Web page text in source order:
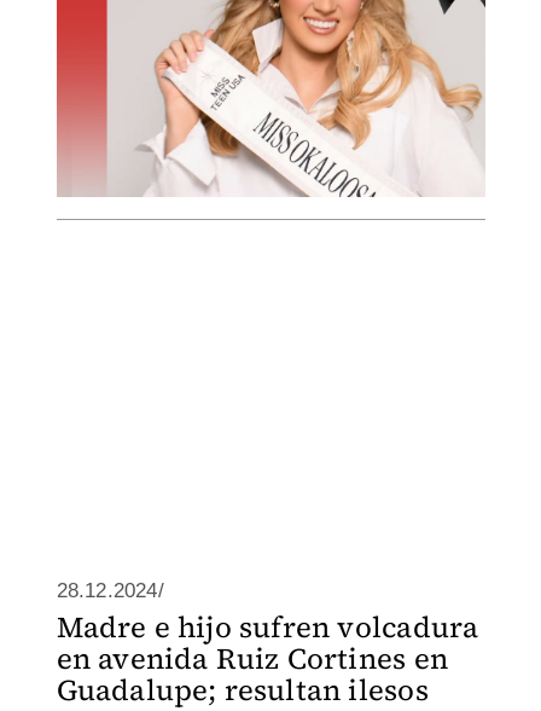
28.12.2024/
Madre e hijo sufren volcadura
en avenida Ruiz Cortines en
Guadalupe; resultan ilesos